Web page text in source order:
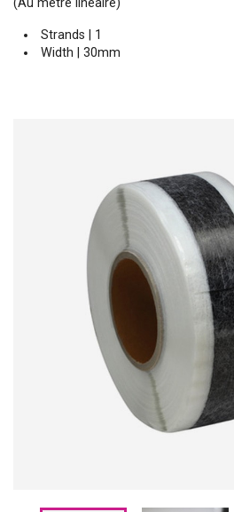
Strands | 1
Width | 30mm